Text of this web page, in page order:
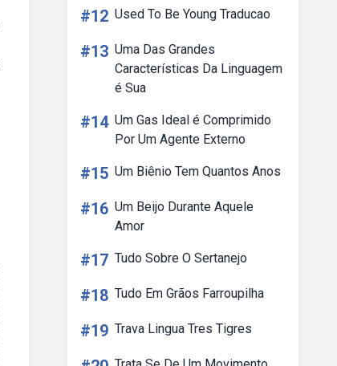
#12 Used To Be Young Traducao
#13 Uma Das Grandes
Características Da Linguagem
é Sua
#14 Um Gas Ideal é Comprimido
Por Um Agente Externo
#15 Um Biênio Tem Quantos Anos
#16 Um Beijo Durante Aquele
Amor
#17 Tudo Sobre O Sertanejo
#18 Tudo Em Grãos Farroupilha
#19 Trava Lingua Tres Tigres